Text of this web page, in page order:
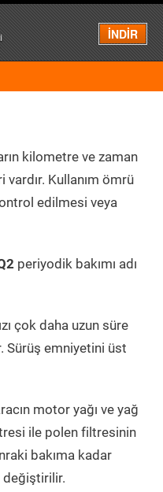
İNDİR
Menü
kilometre ve zaman
vardır. Kullanım ömrü
edilmesi veya
periyodik bakımı adı
çok daha uzun süre
Sürüş emniyetini üst
motor yağı ve yağ
ile polen filtresinin
bakıma kadar
değiştirilir.